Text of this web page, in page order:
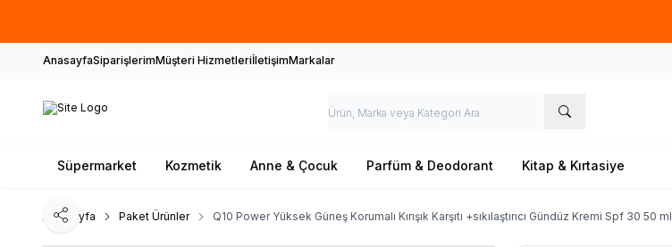
AnasayfaSiparişlerimMüşteri HizmetleriİletişimMarkalar
Süpermarket Kozmetik Anne & Çocuk Parfüm & Deodorant Kitap & Kırtasiye
Ana Sayfa Paket Ürünler Q10 Power Yüksek Güneş Korumalı Kırışık Karşıtı +sıkılaştırıcı Gündüz Kremi Spf 30 50 ml
Paylaş